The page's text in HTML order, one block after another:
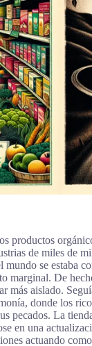
productos
de miles de
mundo se estaba
marginal. De
más aislado.
donde los
pecados. La
en una
actuando